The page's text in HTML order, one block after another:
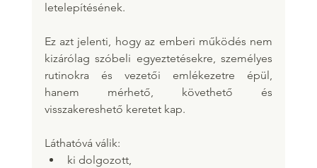
letelepítésének.
Ez azt jelenti, hogy az emberi működés nem
kizárólag szóbeli egyeztetésekre, személyes
rutinokra és vezetői emlékezetre épül,
hanem mérhető, követhető és
visszakereshető keretet kap.
Láthatóvá válik:
ki dolgozott,